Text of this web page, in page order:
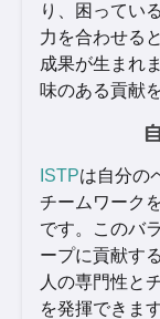
り、困ってい
力を合わせる
成果が生まれ
味のある貢献
ISTPは自分の
チームワーク
です。このバ
ープに貢献す
人の専門性と
を発揮できます